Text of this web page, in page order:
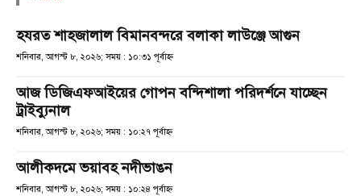
হযরত শাহজালাল বিমানবন্দরে বলাকা লাউঞ্জে আগুন
শনিবার, আগস্ট ৮, ২০২৬; সময় : ১০:৩১ পূর্বাহ্ণ
আজ ডিজিএফআইয়ের গোপন বন্দিশালা পরিদর্শনে যাচ্ছেন
ট্রাইব্যুনাল
শনিবার, আগস্ট ৮, ২০২৬; সময় : ১০:২৭ পূর্বাহ্ণ
আলীকদমে ভয়াবহ নদীভাঙন
শনিবার, আগস্ট ৮, ২০২৬; সময় : ১০:২৪ পূর্বাহ্ণ